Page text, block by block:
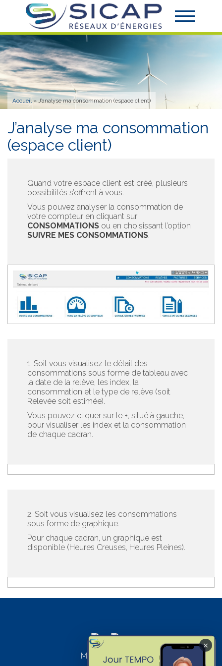
Accueil» J’analyse ma consommation (espace client)
J’analyse ma consommation
(espace client)
Quand votre espace client est créé, plusieurs
possibilités s’offrent à vous.
Vous pouvez analyser la consommation de
votre compteur en cliquant sur
CONSOMMATIONS ou en choisissant l’option
SUIVRE MES CONSOMMATIONS.
1. Soit vous visualisez le détail des
consommations sous forme de tableau avec
la date de la relève, les index, la
consommation et le type de relève (soit
Relevée soit estimée).
Vous pouvez cliquer sur le +, situé à gauche,
pour visualiser les index et la consommation
de chaque cadran.
2. Soit vous visualisez les consommations
sous forme de graphique.
Pour chaque cadran, un graphique est
disponible (Heures Creuses, Heures Pleines).
Mentions légales
×